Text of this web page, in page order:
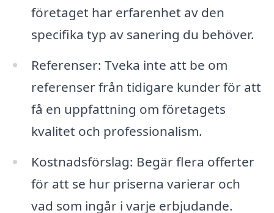
företaget har erfarenhet av den
specifika typ av sanering du behöver.
Referenser: Tveka inte att be om
referenser från tidigare kunder för att
få en uppfattning om företagets
kvalitet och professionalism.
Kostnadsförslag: Begär flera offerter
för att se hur priserna varierar och
vad som ingår i varje erbjudande.